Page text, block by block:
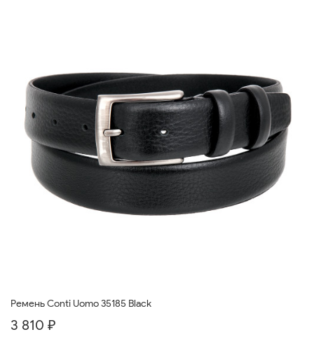
Ремень Conti Uomo 35185 Black
3 810 ₽